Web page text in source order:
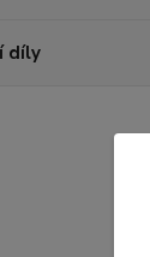
díly